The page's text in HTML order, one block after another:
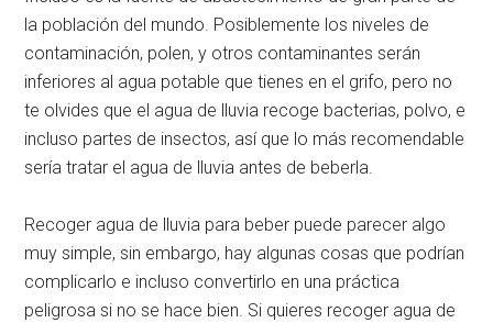
la población del mundo. Posiblemente los niveles de
contaminación, polen, y otros contaminantes serán
inferiores al agua potable que tienes en el grifo, pero no
te olvides que el agua de lluvia recoge bacterias, polvo, e
incluso partes de insectos, así que lo más recomendable
sería tratar el agua de lluvia antes de beberla.
Recoger agua de lluvia para beber puede parecer algo
muy simple, sin embargo, hay algunas cosas que podrían
complicarlo e incluso convertirlo en una práctica
peligrosa si no se hace bien. Si quieres recoger agua de